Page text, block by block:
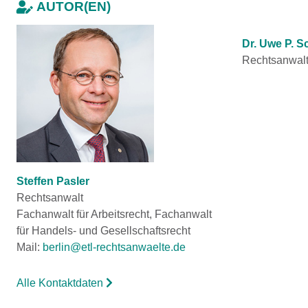
AUTOR(EN)
Steffen Pasler
Rechtsanwalt
Fachanwalt für Arbeitsrecht, Fachanwalt
für Handels- und Gesellschaftsrecht
Mail: berlin@etl-rechtsanwaelte.de
Alle Kontaktdaten
Dr. Uwe P.
Rechtsanwalt